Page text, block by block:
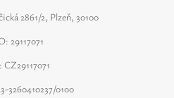
2861/2, Plzeň, 30100
29117071
3260410237/0100